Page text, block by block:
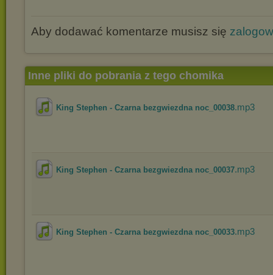
Aby dodawać komentarze musisz się
Inne pliki do pobrania z tego chomika
King Stephen - Czarna bezgwiezdna noc_00038.mp3
King Stephen - Czarna bezgwiezdna noc_00037.mp3
King Stephen - Czarna bezgwiezdna noc_00033.mp3